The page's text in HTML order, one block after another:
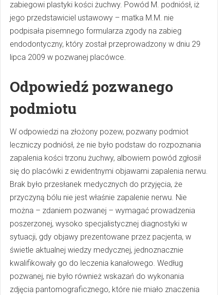
zabiegowi plastyki kości żuchwy. Powód M. podniósł, iż
jego przedstawiciel ustawowy – matka M.M. nie
podpisała pisemnego formularza zgody na zabieg
endodontyczny, który został przeprowadzony w dniu 29
lipca 2009 w pozwanej placówce.
Odpowiedź pozwanego
podmiotu
W odpowiedzi na złożony pozew, pozwany podmiot
leczniczy podniósł, że nie było podstaw do rozpoznania
zapalenia kości trzonu żuchwy, albowiem powód zgłosił
się do placówki z ewidentnymi objawami zapalenia nerwu.
Brak było przesłanek medycznych do przyjęcia, że
przyczyną bólu nie jest właśnie zapalenie nerwu. Nie
można – zdaniem pozwanej – wymagać prowadzenia
poszerzonej, wysoko specjalistycznej diagnostyki w
sytuacji, gdy objawy prezentowane przez pacjenta, w
świetle aktualnej wiedzy medycznej, jednoznacznie
kwalifikowały go do leczenia kanałowego. Według
pozwanej, nie było również wskazań do wykonania
zdjęcia pantomograficznego, które nie miało znaczenia